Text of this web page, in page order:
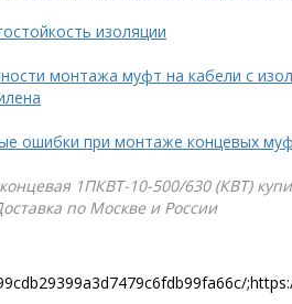
изоляции
монтажа муфт на кабели с
ошибки при монтаже концевых
1ПКВТ-10-500/630 (КВТ)
по Москве и России